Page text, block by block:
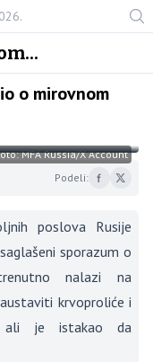
o mirovnom
MFA Russia/X Account
Podeli:
poslova Rusije
sporazum o
nalazi na
krvoproliće i
ali je istakao da